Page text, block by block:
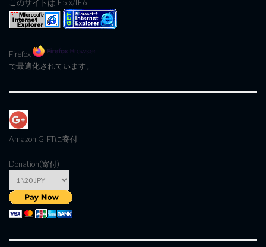
このサイトはIE5.x/IE6
Firefox
で最適化されています。
Amazon GIFTに寄付
Donation(寄付)